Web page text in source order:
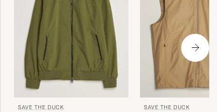
SAVE THE DUCK SAVE THE DUCK